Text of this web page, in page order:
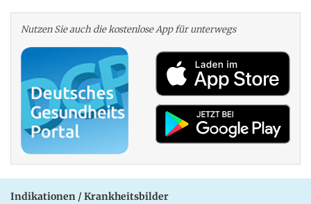
Nutzen Sie auch die kosten­lose App für unterwegs
Indikationen / Krankheitsbilder